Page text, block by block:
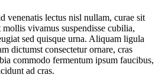
venenatis lectus nisl nullam, curae sit
vivamus suspendisse cubilia,
sed quisque urna. Aliquam ligula
dictumst consectetur ornare, cras
commodo fermentum ipsum faucibus,
ad cras.